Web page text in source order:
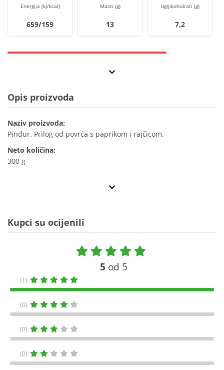
Energija (kJ/kcal)
659/159
Masti (g)
13
Ugljikohidrati (g)
7,2
Opis proizvoda
Naziv proizvoda:
Pinđur. Prilog od povrća s paprikom i rajčicom.
Neto količina:
300 g
Kupci su ocijenili
5 od 5
(1)
(0)
(0)
(0)